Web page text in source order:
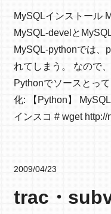
MySQLインストール
MySQL-develと
MySQL-pythonでは、
れてしまう。 なので
Pythonでソースとっ
化: 【Python】
インスコ # wget http://
2009/04/23
trac・